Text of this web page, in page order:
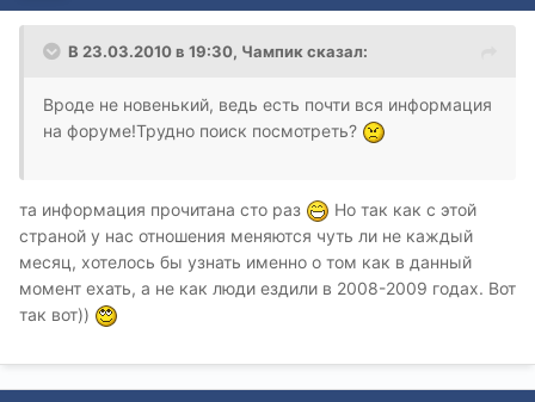
В 23.03.2010 в 19:30, Чампик сказал:
Вроде не новенький, ведь есть почти вся информация
на форуме!Трудно поиск посмотреть?
та информация прочитана сто раз
Но так как с этой
страной у нас отношения меняются чуть ли не каждый
месяц, хотелось бы узнать именно о том как в данный
момент ехать, а не как люди ездили в 2008-2009 годах. Вот
так вот))